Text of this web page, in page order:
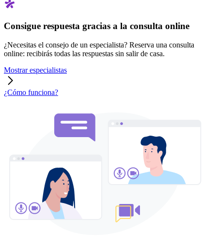
Consigue respuesta gracias a la consulta online
¿Necesitas el consejo de un especialista? Reserva una consulta
online: recibirás todas las respuestas sin salir de casa.
Mostrar especialistas
¿Cómo funciona?